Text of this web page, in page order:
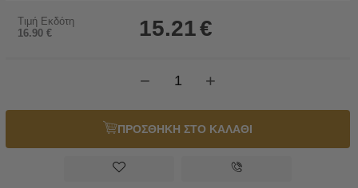
Τιμή Εκδότη
16.90 € 15.21€
+
−
ΠΡΟΣΘΗΚΗ ΣΤΟ ΚΑΛΑΘΙ